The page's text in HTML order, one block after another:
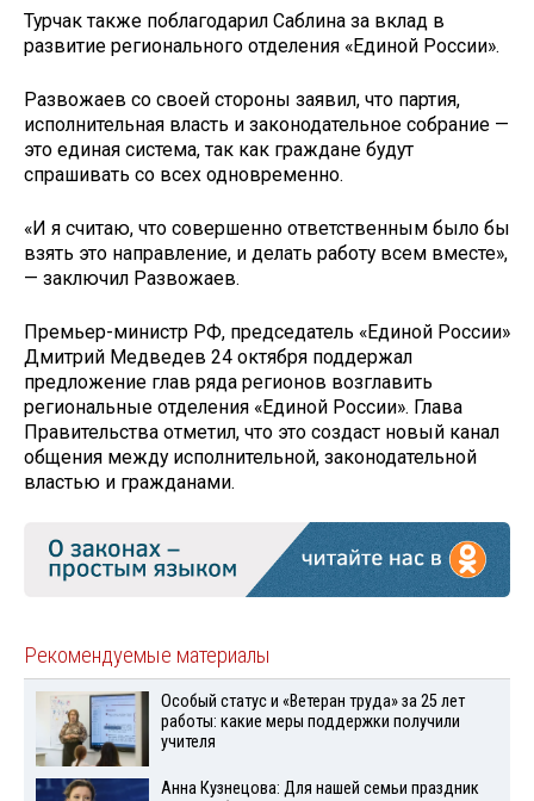
Турчак также поблагодарил Саблина за вклад в
развитие регионального отделения «Единой России».
Развожаев со своей стороны заявил, что партия,
исполнительная власть и законодательное собрание —
это единая система, так как граждане будут
спрашивать со всех одновременно.
«И я считаю, что совершенно ответственным было бы
взять это направление, и делать работу всем вместе»,
— заключил Развожаев.
Премьер-министр РФ, председатель «Единой России»
Дмитрий Медведев 24 октября поддержал
предложение глав ряда регионов возглавить
региональные отделения «Единой России». Глава
Правительства отметил, что это создаст новый канал
общения между исполнительной, законодательной
властью и гражданами.
Рекомендуемые материалы
Особый статус и «Ветеран труда» за 25 лет
работы: какие меры поддержки получили
учителя
Анна Кузнецова: Для нашей семьи праздник